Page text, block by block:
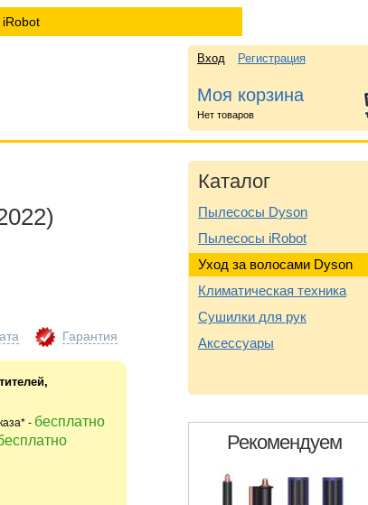
Вход Регистрация
Моя корзина
Нет товаров
Гарантия
- бесплатно
Каталог
Пылесосы Dyson
Пылесосы iRobot
Уход за волосами Dyson
Климатическая техника
Сушилки для рук
Аксессуары
Рекомендуем